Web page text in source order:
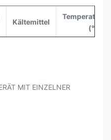
Kältemittel
(°C)